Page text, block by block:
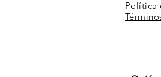
Política